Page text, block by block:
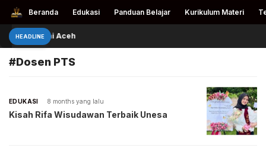
Beranda Edukasi Panduan Belajar Kurikulum Materi
HEADLINE
Bantu Petani Aceh
#Dosen PTS
EDUKASI 8 months yang lalu
Kisah Rifa Wisudawan Terbaik Unesa